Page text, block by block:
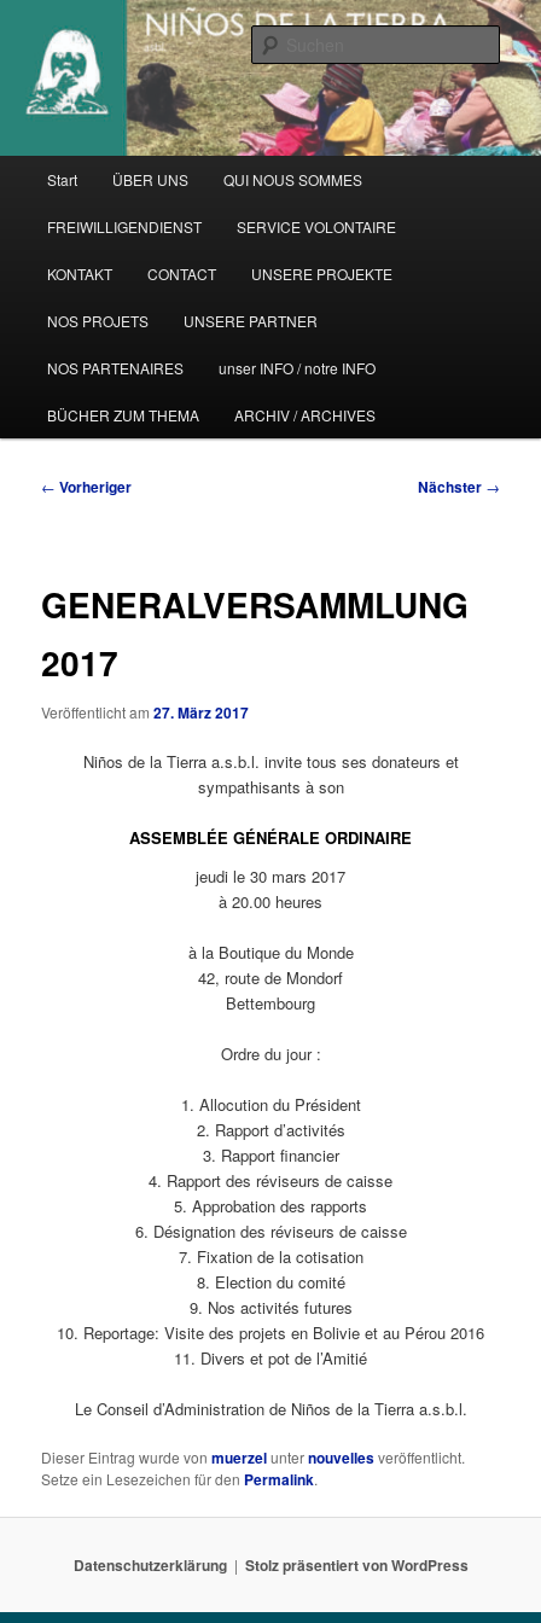
primären
Inhalt
springen
Start ÜBER UNS QUI NOUS SOMMES
FREIWILLIGENDIENST SERVICE VOLONTAIRE
KONTAKT CONTACT UNSERE PROJEKTE
NOS PROJETS UNSERE PARTNER
NOS PARTENAIRES unser INFO / notre INFO
BÜCHER ZUM THEMA ARCHIV / ARCHIVES
Beitragsnavigation
← Vorheriger Nächster →
GENERALVERSAMMLUNG
2017
Veröffentlicht am27. März 2017
Niños de la Tierra a.s.b.l. invite tous ses donateurs et
sympathisants à son
ASSEMBLÉE GÉNÉRALE ORDINAIRE
jeudi le 30 mars 2017
à 20.00 heures
à la Boutique du Monde
42, route de Mondorf
Bettembourg
Ordre du jour :
1. Allocution du Président
2. Rapport d’activités
3. Rapport financier
4. Rapport des réviseurs de caisse
5. Approbation des rapports
6. Désignation des réviseurs de caisse
7. Fixation de la cotisation
8. Election du comité
9. Nos activités futures
10. Reportage: Visite des projets en Bolivie et au Pérou 2016
11. Divers et pot de l’Amitié
Le Conseil d’Administration de Niños de la Tierra a.s.b.l.
Dieser Eintrag wurde vonmuerzelunternouvellesveröffentlicht.
Setze ein Lesezeichen für den Permalink.
Datenschutzerklärung Stolz präsentiert von WordPress